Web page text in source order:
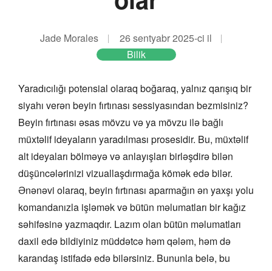
Jade Morales
26 sentyabr 2025-ci il
Bilik
Yaradıcılığı potensial olaraq boğaraq, yalnız qarışıq bir
siyahı verən beyin fırtınası sessiyasından bezmisiniz?
Beyin fırtınası əsas mövzu və ya mövzu ilə bağlı
müxtəlif ideyaların yaradılması prosesidir. Bu, müxtəlif
alt ideyaları bölməyə və anlayışları birləşdirə bilən
düşüncələrinizi vizuallaşdırmağa kömək edə bilər.
Ənənəvi olaraq, beyin fırtınası aparmağın ən yaxşı yolu
komandanızla işləmək və bütün məlumatları bir kağız
səhifəsinə yazmaqdır. Lazım olan bütün məlumatları
daxil edə bildiyiniz müddətcə həm qələm, həm də
karandaş istifadə edə bilərsiniz. Bununla belə, bu